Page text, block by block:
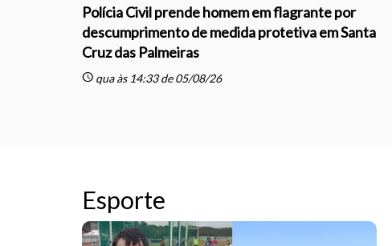
Polícia Civil prende homem em flagrante por
descumprimento de medida protetiva em Santa
Cruz das Palmeiras
schedule qua às 14:33 de 05/08/26
Esporte